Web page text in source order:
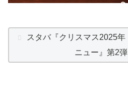
スタバ『クリスマス2025
ニュー』第2